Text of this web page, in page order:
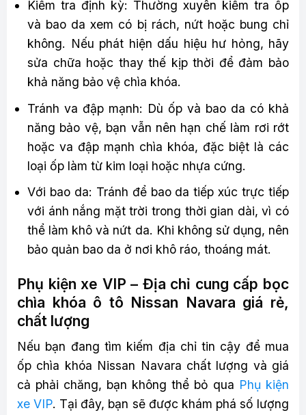
Kiểm tra định kỳ: Thường xuyên kiểm tra ốp
và bao da xem có bị rách, nứt hoặc bung chỉ
không. Nếu phát hiện dấu hiệu hư hỏng, hãy
sửa chữa hoặc thay thế kịp thời để đảm bảo
khả năng bảo vệ chìa khóa.
Tránh va đập mạnh: Dù ốp và bao da có khả
năng bảo vệ, bạn vẫn nên hạn chế làm rơi rớt
hoặc va đập mạnh chìa khóa, đặc biệt là các
loại ốp làm từ kim loại hoặc nhựa cứng.
Với bao da: Tránh để bao da tiếp xúc trực tiếp
với ánh nắng mặt trời trong thời gian dài, vì có
thể làm khô và nứt da. Khi không sử dụng, nên
bảo quản bao da ở nơi khô ráo, thoáng mát.
Phụ kiện xe VIP – Địa chỉ cung cấp bọc
chìa khóa ô tô Nissan Navara giá rẻ,
chất lượng
Nếu bạn đang tìm kiếm địa chỉ tin cậy để mua
ốp chìa khóa Nissan Navara chất lượng và giá
cả phải chăng, bạn không thể bỏ qua Phụ kiện
xe VIP. Tại đây, bạn sẽ được khám phá số lượng